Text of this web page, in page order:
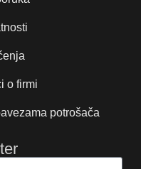
o firmi
potrošača